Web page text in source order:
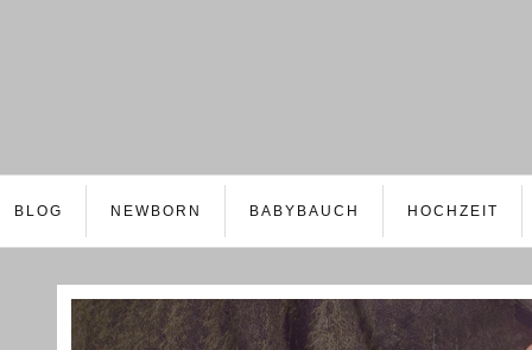
BLOG NEWBORN BABYBAUCH HOCHZEIT